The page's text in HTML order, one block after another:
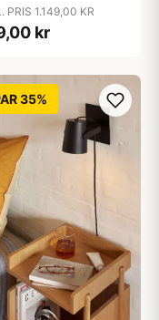
PRIS 1.149,00 KR
kr
35%